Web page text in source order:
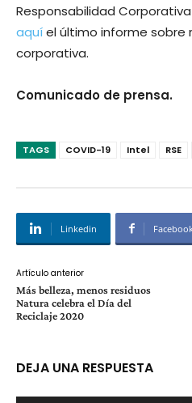
Responsabilidad
aquíel último informe sobre
corporativa.
Comunicado de prensa.
TAGS COVID-19 Intel RSE
Linkedin
Artículo anterior
Más belleza, menos residuos
Natura celebra el Día del
Reciclaje 2020
DEJA UNA RESPUESTA